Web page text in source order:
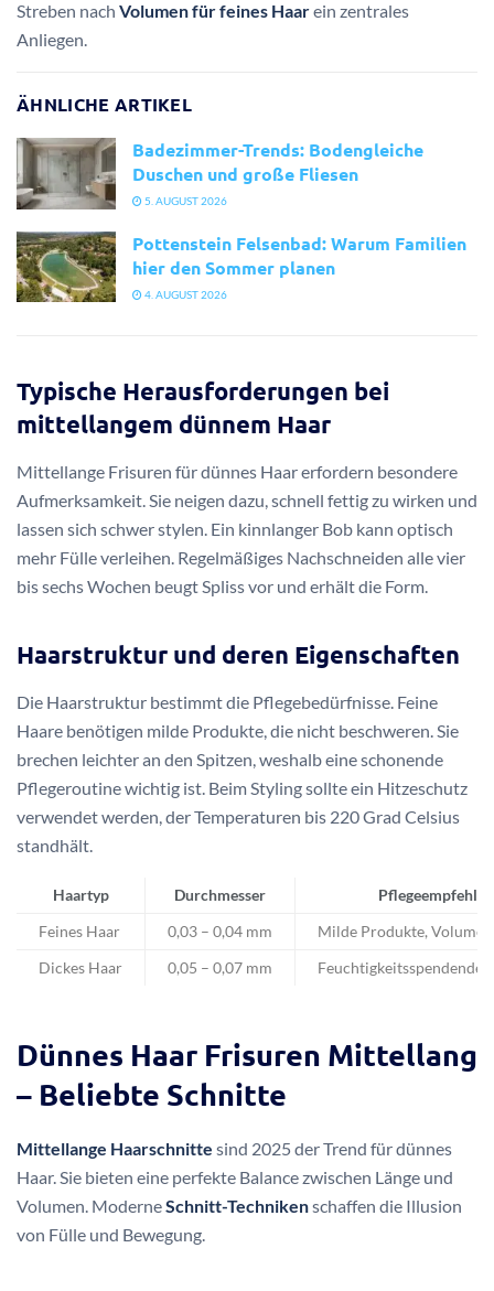
Streben nach Volumen für feines Haarein zentrales
Anliegen.
ÄHNLICHE ARTIKEL
Badezimmer-Trends: Bodengleiche
Duschen und große Fliesen
5. AUGUST 2026
Pottenstein Felsenbad: Warum Familien
hier den Sommer planen
4. AUGUST 2026
Typische Herausforderungen bei
mittellangem dünnem Haar
Mittellange Frisuren für dünnes Haar erfordern besondere
Aufmerksamkeit. Sie neigen dazu, schnell fettig zu wirken und
lassen sich schwer stylen. Ein kinnlanger Bob kann optisch
mehr Fülle verleihen. Regelmäßiges Nachschneiden alle vier
bis sechs Wochen beugt Spliss vor und erhält die Form.
Haarstruktur und deren Eigenschaften
Die Haarstruktur bestimmt die Pflegebedürfnisse. Feine
Haare benötigen milde Produkte, die nicht beschweren. Sie
brechen leichter an den Spitzen, weshalb eine schonende
Pflegeroutine wichtig ist. Beim Styling sollte ein Hitzeschutz
verwendet werden, der Temperaturen bis 220 Grad Celsius
standhält.
Haartyp Durchmesser
Feines Haar 0,03 – 0,04 mm Milde Produkte,
Dickes Haar 0,05 – 0,07 mm Feuchtigkeitsspendende
Dünnes Haar Frisuren Mittellang
– Beliebte Schnitte
Mittellange Haarschnitte sind 2025 der Trend für dünnes
Haar. Sie bieten eine perfekte Balance zwischen Länge und
Volumen. ModerneSchnitt-Technikenschaffen die Illusion
von Fülle und Bewegung.